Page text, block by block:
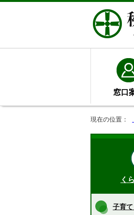
窓口
現在の位置：
く
子育